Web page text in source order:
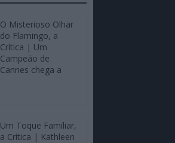
O Misterioso Olhar
do Flamingo, a
Crítica | Um
Campeão de
Cannes chega a
Um Toque Familiar,
a Crítica | Kathleen